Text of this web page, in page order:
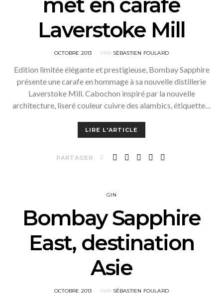
Laverstoke Mill
POSTED
OCTOBRE 2013 PAR SÉBASTIEN FOULARD
Edition limitée élégante et prestigieuse, Bombay Sapphire
présente une carafe en hommage à sa nouvelle distillerie
Laverstoke Mill. Cabochon inspiré par la nouvelle
architecture, liseré couleur cuivre des alambics, étiquette…
LIRE L'ARTICLE
PARTAGER
GIN
Bombay Sapphire
East, destination
Asie
POSTED
OCTOBRE 2013 PAR SÉBASTIEN FOULARD